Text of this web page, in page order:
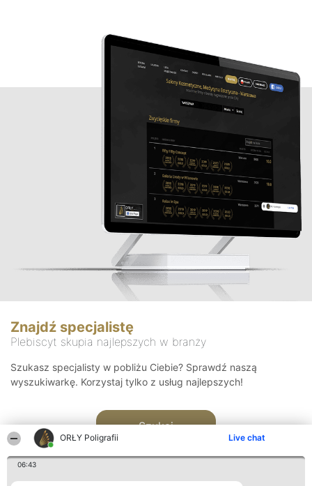
ORŁY Poligrafii Live chat
06:43
Znajdź specjalistę
Plebiscyt skupia najlepszych w branży
Szukasz specjalisty w pobliżu Ciebie? Sprawdź naszą
wyszukiwarkę. Korzystaj tylko z usług najlepszych!
Szukaj